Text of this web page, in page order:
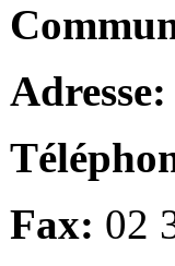
Adresse:
Fax: 02